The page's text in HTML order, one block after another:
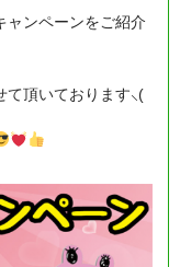
ャンペーンをご紹介
て頂いております⸜(